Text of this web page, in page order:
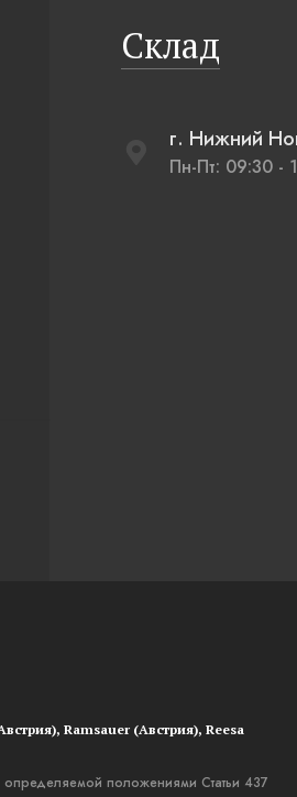
Склад
г. Нижний
Пн-Пт: 09:30 -
Ramsauer (Австрия), Reesa
определяемой положениями Статьи 437